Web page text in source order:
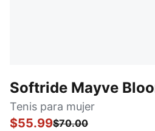
Softride Mayve
Tenis para mujer
$55.99$70.00